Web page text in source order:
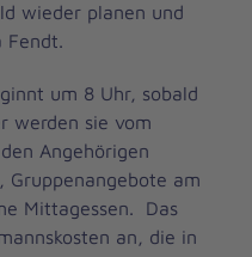
wieder planen und
Fendt.
um 8 Uhr, sobald
werden sie vom
Angehörigen
Gruppenangebote am
Mittagessen. Das
an, die in